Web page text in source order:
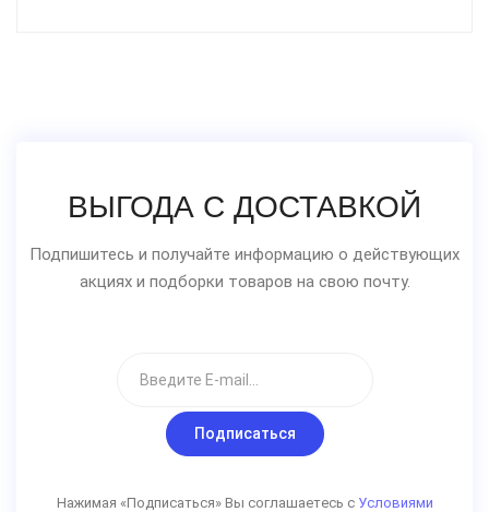
ВЫГОДА С ДОСТАВКОЙ
Подпишитесь и получайте информацию о действующих
акциях и подборки товаров на свою почту.
Подписаться
Нажимая «Подписаться» Вы соглашаетесь с Условиями